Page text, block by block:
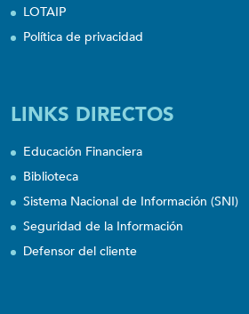
LOTAIP
Política de privacidad
LINKS DIRECTOS
Educación Financiera
Biblioteca
Sistema Nacional de Información (SNI)
Seguridad de la Información
Defensor del cliente